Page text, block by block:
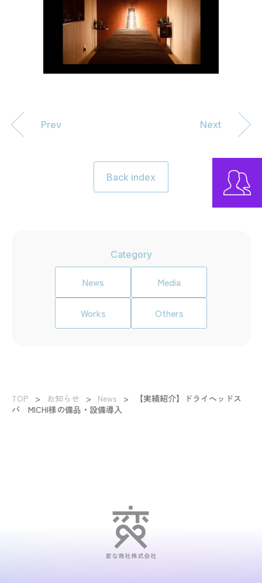
Prev
Back index
Next
Category
News Media
Works Others
TOP > お知らせ > News >
【実績紹介】ドライヘッドス
パ MICHI様の備品・設備導入